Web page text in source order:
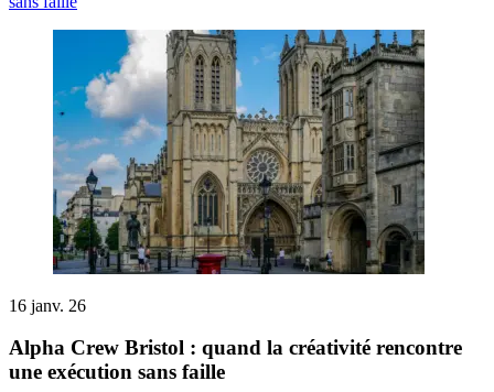
16 janv. 26
Alpha Crew Bristol : quand la créativité rencontre
une exécution sans faille